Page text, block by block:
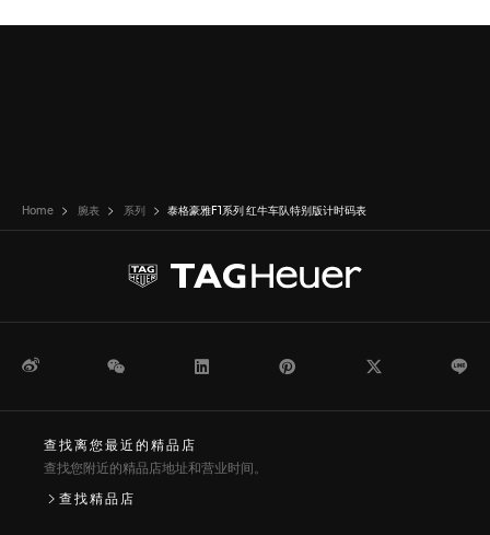
Home 腕表 系列 泰格豪雅F1系列 红牛车队特别版计时码表
微博 WeChat Pinterest
查找离您最近的精品店
查找您附近的精品店地址和营业时间。
查找精品店